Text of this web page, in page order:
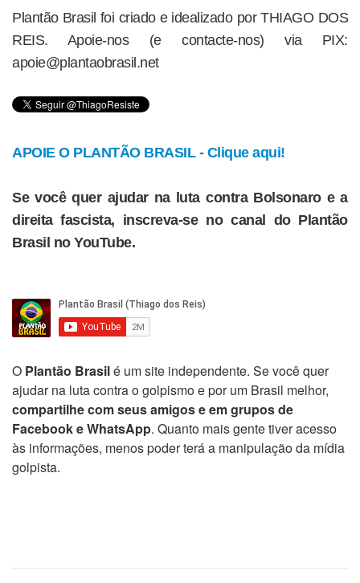
Plantão Brasil foi criado e idealizado por THIAGO DOS
REIS. Apoie-nos (e contacte-nos) via PIX:
apoie@plantaobrasil.net
APOIE O PLANTÃO BRASIL - Clique aqui!
Se você quer ajudar na luta contra Bolsonaro e a
direita fascista, inscreva-se no canal do Plantão
Brasil no YouTube.
O Plantão Brasilé um site independente. Se você quer
ajudar na luta contra o golpismo e por um Brasil melhor,
compartilhe com seus amigos e em grupos de
Facebook e WhatsApp. Quanto mais gente tiver acesso
às informações, menos poder terá a manipulação da mídia
golpista.